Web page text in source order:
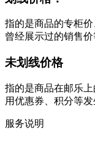
指的是商品的专柜
曾经展示过的销售
未划线价格
指的是商品在邮乐
用优惠券、积分等
服务说明